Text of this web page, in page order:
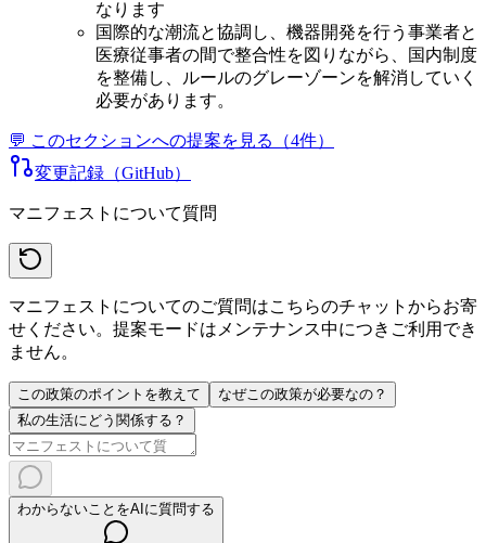
なります
国際的な潮流と協調し、機器開発を行う事業者と
医療従事者の間で整合性を図りながら、国内制度
を整備し、ルールのグレーゾーンを解消していく
必要があります。
💬 このセクションへの提案を見る（4件）
変更記録（GitHub）
マニフェストについて質問
マニフェストについてのご質問はこちらのチャットからお寄
せください。提案モードはメンテナンス中につきご利用でき
ません。
この政策のポイントを教えて
なぜこの政策が必要なの？
私の生活にどう関係する？
わからないことをAIに質問する